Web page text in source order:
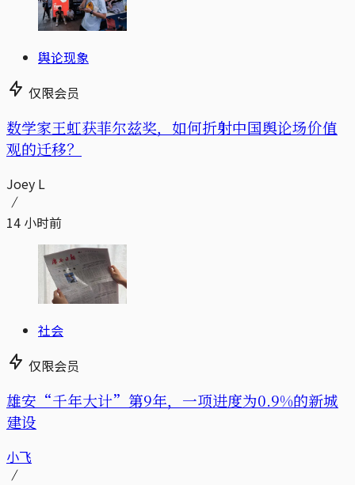
舆论现象
仅限会员
数学家王虹获菲尔兹奖，如何折射中国舆论场价值
观的迁移？
Joey L
14 小时前
社会
仅限会员
雄安“千年大计”第9年，一项进度为0.9%的新城
建设
小飞